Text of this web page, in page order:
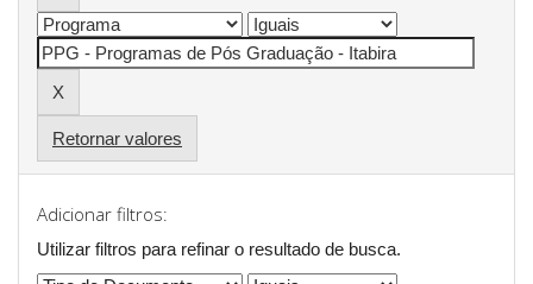
Retornar valores
Adicionar filtros:
Utilizar filtros para refinar o resultado de busca.